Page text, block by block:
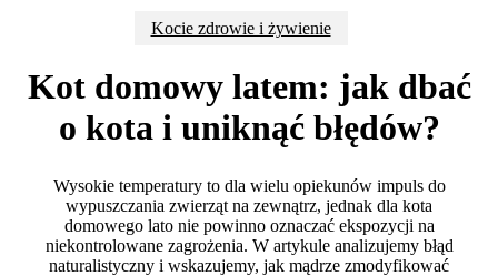
Kocie zdrowie i żywienie
Kot domowy latem: jak dbać
o kota i uniknąć błędów?
Wysokie temperatury to dla wielu opiekunów impuls do
wypuszczania zwierząt na zewnątrz, jednak dla kota
domowego lato nie powinno oznaczać ekspozycji na
niekontrolowane zagrożenia. W artykule analizujemy błąd
naturalistyczny i wskazujemy, jak mądrze zmodyfikować